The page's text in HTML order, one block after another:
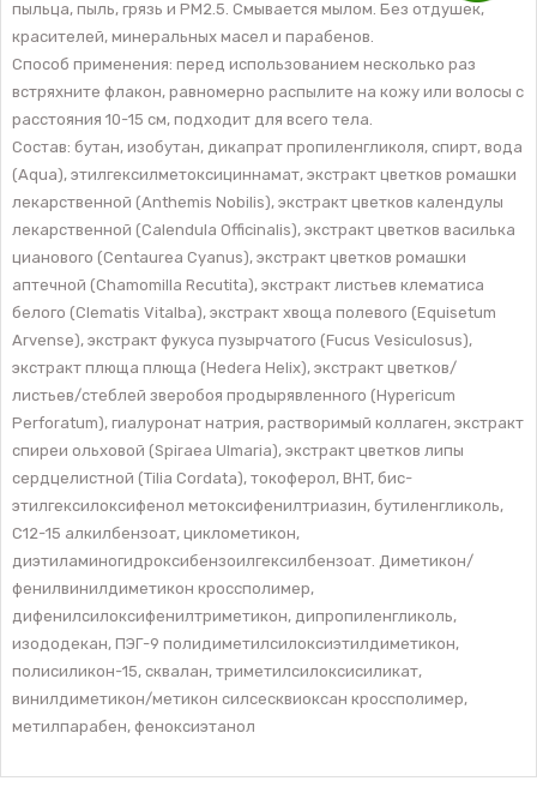
пыльца, пыль, грязь и PM2.5. Смывается мылом. Без отдушек,
красителей, минеральных масел и парабенов.
Способ применения: перед использованием несколько раз
встряхните флакон, равномерно распылите на кожу или волосы с
расстояния 10-15 см, подходит для всего тела.
Состав: бутан, изобутан, дикапрат пропиленгликоля, спирт, вода
(Aqua), этилгексилметоксициннамат, экстракт цветков ромашки
лекарственной (Anthemis Nobilis), экстракт цветков календулы
лекарственной (Calendula Officinalis), экстракт цветков василька
цианового (Centaurea Cyanus), экстракт цветков ромашки
аптечной (Chamomilla Recutita), экстракт листьев клематиса
белого (Clematis Vitalba), экстракт хвоща полевого (Equisetum
Arvense), экстракт фукуса пузырчатого (Fucus Vesiculosus),
экстракт плюща плюща (Hedera Helix), экстракт цветков/
листьев/стеблей зверобоя продырявленного (Hypericum
Perforatum), гиалуронат натрия, растворимый коллаген, экстракт
спиреи ольховой (Spiraea Ulmaria), экстракт цветков липы
сердцелистной (Tilia Cordata), токоферол, BHT, бис-
этилгексилоксифенол метоксифенилтриазин, бутиленгликоль,
C12-15 алкилбензоат, циклометикон,
диэтиламиногидроксибензоилгексилбензоат. Диметикон/
фенилвинилдиметикон кроссполимер,
дифенилсилоксифенилтриметикон, дипропиленгликоль,
изододекан, ПЭГ-9 полидиметилсилоксиэтилдиметикон,
полисиликон-15, сквалан, триметилсилоксисиликат,
винилдиметикон/метикон силсесквиоксан кроссполимер,
метилпарабен, феноксиэтанол